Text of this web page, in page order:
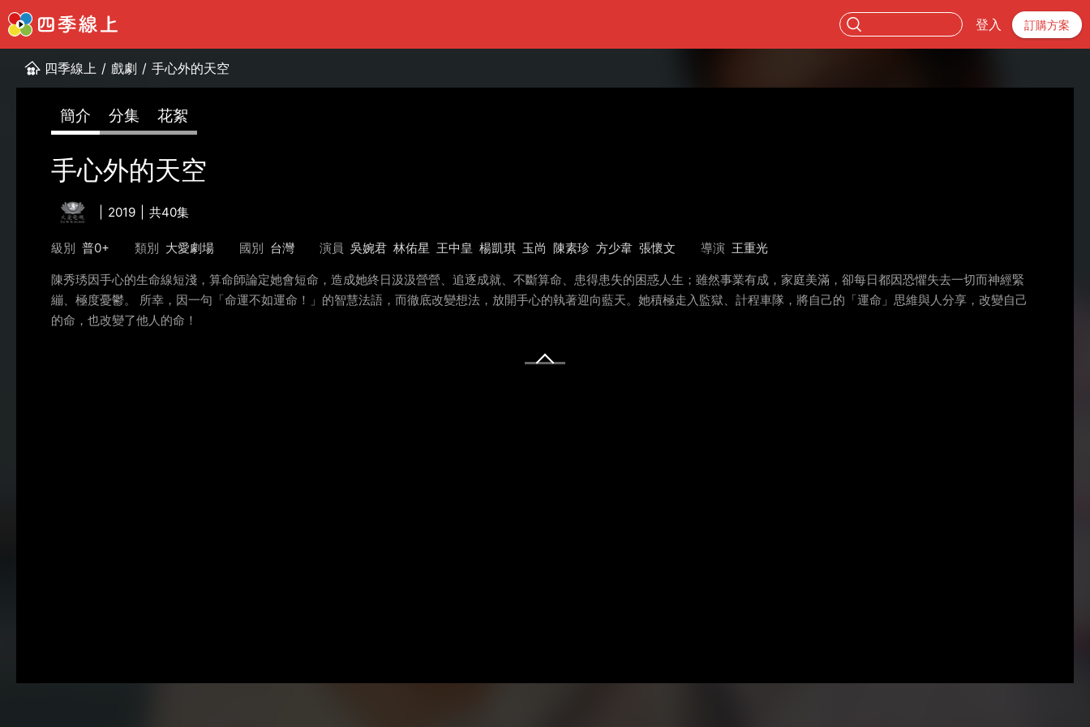
登入 訂購方案
四季線上 / 戲劇 / 手心外的天空
簡介 分集 花絮
手心外的天空
2019 共40集
級別 普0+ 類別 大愛劇場 國別 台灣 演員 吳婉君 林佑星 王中皇 楊凱琪 玉尚 陳素珍 方少韋 張懷文 導演 王重光
陳秀琇因手心的生命線短淺，算命師論定她會短命，造成她終日汲汲營營、追逐成就、不斷算命、患得患失的困惑人生；雖然事業有成，家庭美滿，卻每日都因恐懼失去一切而神經緊
繃、極度憂鬱。 所幸，因一句「命運不如運命！」的智慧法語，而徹底改變想法，放開手心的執著迎向藍天。她積極走入監獄、計程車隊，將自己的「運命」思維與人分享，改變自己
的命，也改變了他人的命！